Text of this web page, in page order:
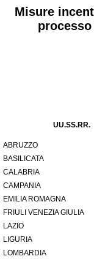
Misure
UU.SS.RR.
ABRUZZO
BASILICATA
CALABRIA
CAMPANIA
EMILIA ROMAGNA
FRIULI VENEZIA GIULIA
LAZIO
LIGURIA
LOMBARDIA